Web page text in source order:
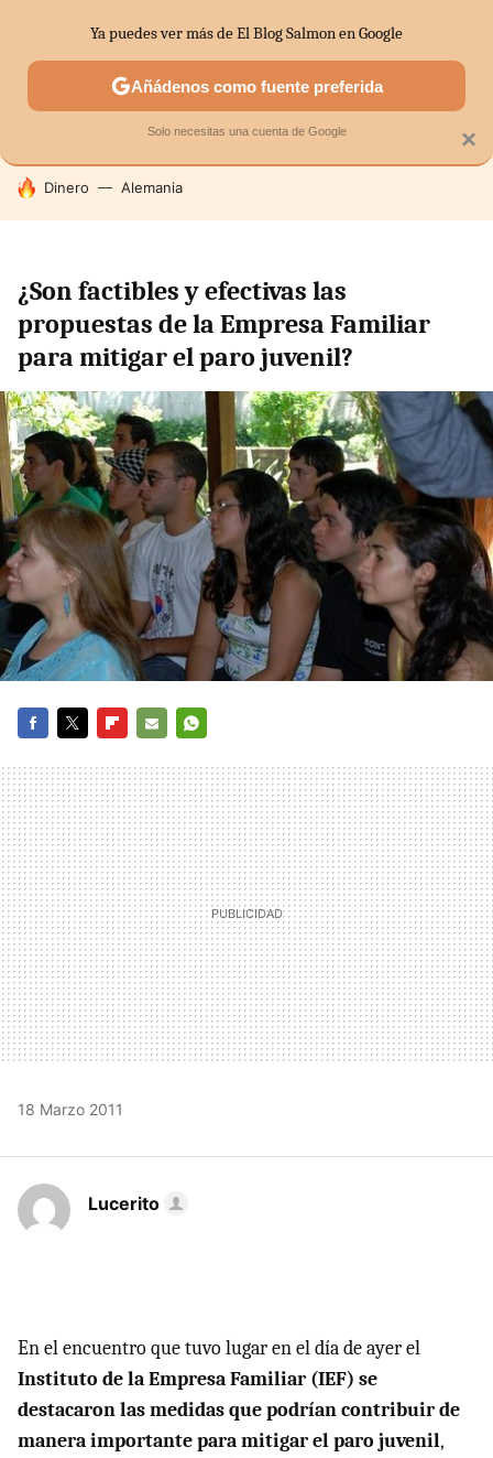
SECTORES ECONOMÍA DOMÉSTICA MERCADOS
HOY SE HABLA DE
Dinero Alemania
¿Son factibles y efectivas las
propuestas de la Empresa Familiar
para mitigar el paro juvenil?
MAIL
18 Marzo 2011
Lucerito
En el encuentro que tuvo lugar en el día de ayer el
Instituto de la Empresa Familiar (IEF) se
destacaron las medidas que podrían contribuir de
manera importante para mitigar el paro juvenil,
×
Ya puedes ver más de El Blog Salmon en Google
Añádenos como fuente preferida
Solo necesitas una cuenta de Google